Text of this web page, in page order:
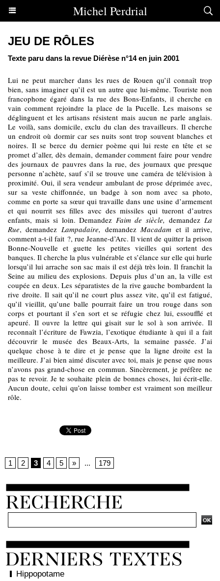
Michel Perdrial
Hippopotame
JEU DE RÔLES
Texte paru dans la revue Diérèse n°14 en juin 2001
Lui ne peut marcher dans les rues de Rouen qu’il connaît trop
bien, sans imaginer qu’il est un autre que lui-même. Touriste non
francophone égaré dans la rue des Bons-Enfants, il cherche en
vain comment rejoindre la place de la Pucelle. Les maisons se
déglinguent et les artisans résistent mais aucun ne parle anglais.
Le voilà, sans domicile, exclu du clan des travailleurs. Il cherche
un endroit où dormir car ses nuits sont trop souvent blanches et
noires. Il se berce du dernier poème qui lui reste en tête et se
promet d’aller, dès demain, demander comment faire pour vendre
des journaux de pauvres dans la rue, des journaux que presque
personne n’achète, sauf s’il se trouve une caméra de télévision à
proximité. Oui, il sera vendeur ambulant de prose déprimée avec,
sur sa veste chiffonnée, un badge à son nom avec sa photo,
comme en porte sa sœur qui travaille dans une usine d’armement
et qui nourrit ses filles avec des missiles qui tueront d’autres
enfants, mais si loin. DemandezFaim de siècle, demandezLa
Rue, demandez Lampadaire, demandezMacadamet il arrive,
comment a-t-il fait ?, rue Jeanne-d’Arc. Il vient de quitter la prison
Bonne-Nouvelle et guette les petites vieilles qui sortent des
banques. Il cherche la plus vulnérable et s’élance sur elle qui hurle
lorsqu’il lui arrache son sac mais il est déjà très loin. Il franchit la
Seine au milieu des explosions. Depuis plus d’un an, la ville est
coupée en deux. Les séparatistes de la rive gauche bombardent la
rive droite. Il sait qu’il ne court plus assez vite, qu’il est fatigué,
qu’il vieillit, qu’une balle pourrait faire un trou rouge dans son
corps et pourtant il s’en sort et se réfugie chez lui, essoufflé et
apeuré. Il ouvre la lettre qui gisait sur le sol à son arrivée. Il
reconnaît l’écriture de Fawzia, l’exotique étudiante à qui il a fait
découvrir le musée des Beaux-Arts, la semaine passée. J’ai
quelque chose à te dire et je pense que la ligne droite est la
meilleure. J’ai bien aimé discuter avec toi, mais je pense que nous
n’avons pas grand-chose en commun. Sincèrement, je préfère ne
pas te revoir. Je te souhaite plein de bonnes choses, lui écrit-elle.
Aucun doute, celui qu’on laisse tomber est vraiment son meilleur
rôle.
1 2 3 4 5 » ... 179